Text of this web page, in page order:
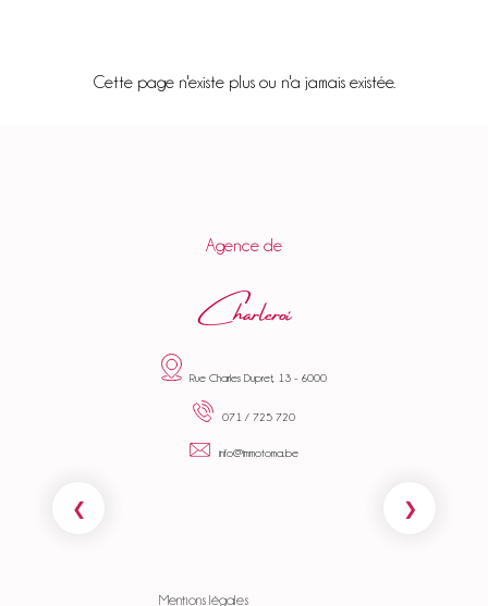
Cette page n'existe plus ou n'a jamais existée.
Agence de
Charleroi
Rue Charles Dupret, 13 - 6000
071 / 725 720
info@immotoma.be
Mentions légales